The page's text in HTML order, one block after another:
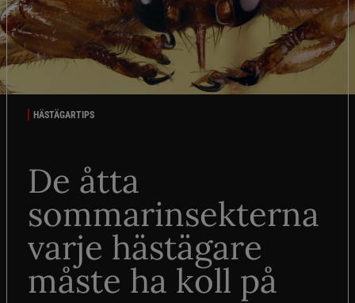
HÄSTÄGARTIPS
De åtta
sommarinsekterna
varje hästägare
måste ha koll på